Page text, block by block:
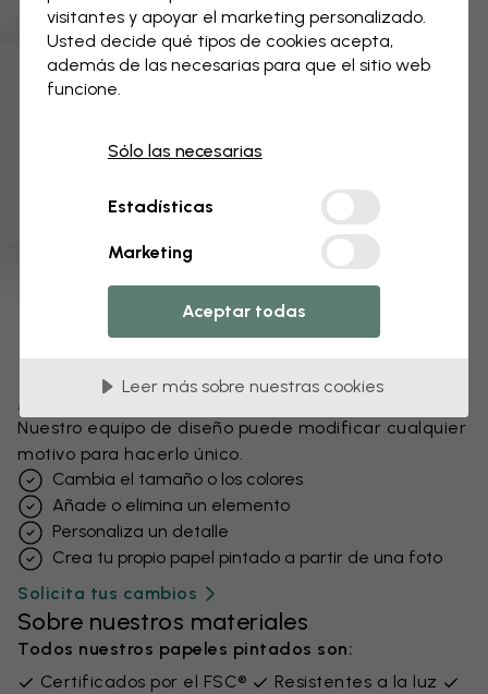
Modifica tu papel pintado
Nuestro equipo de diseño puede modificar cualquier
motivo para hacerlo único.
Cambia el tamaño o los colores
Añade o elimina un elemento
Personaliza un detalle
Crea tu propio papel pintado a partir de una foto
Solicita tus cambios
Sobre nuestros materiales
Todos nuestros papeles pintados son:
Certificados por el FSC®
Resistentes a la luz
visitantes y apoyar el marketing personalizado.
Usted decide qué tipos de cookies acepta,
además de las necesarias para que el sitio web
funcione.
Sólo las necesarias
Estadísticas
Marketing
Aceptar todas
Leer más sobre nuestras cookies